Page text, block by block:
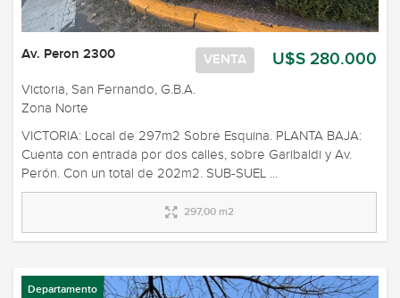
U$S 280.000
VENTA
Av. Peron 2300
Victoria, San Fernando, G.B.A.
Zona Norte
VICTORIA: Local de 297m2 Sobre Esquina. PLANTA BAJA:
Cuenta con entrada por dos calles, sobre Garibaldi y Av.
Perón. Con un total de 202m2. SUB-SUEL ...
297,00 m2
Departamento